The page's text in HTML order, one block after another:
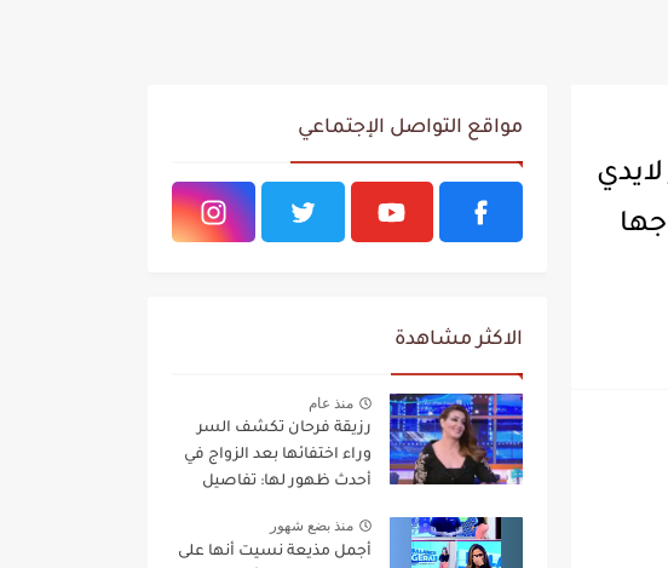
مواقع التواصل الإجتماعي
الاكثر مشاهدة
منذ عام
رزيقة فرحان تكشف السر
وراء اختفائها بعد الزواج في
أحدث ظهور لها: تفاصيل
منذ بضع شهور
أجمل مذيعة نسيت أنها على